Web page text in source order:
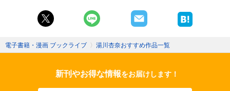
電子書籍・漫画 ブックライブ 〉 湯川杏奈おすすめ作品一覧
新刊やお得な情報をお届けします！